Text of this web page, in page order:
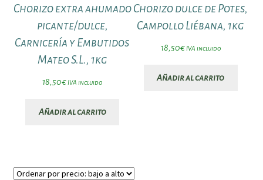
Chorizo extra ahumado
picante/dulce,
Carnicería y Embutidos
Mateo S.L., 1kg
18,50€ IVA incluido
Añadir al carrito
Chorizo dulce de Potes,
Campollo Liébana, 1kg
18,50€ IVA incluido
Añadir al carrito